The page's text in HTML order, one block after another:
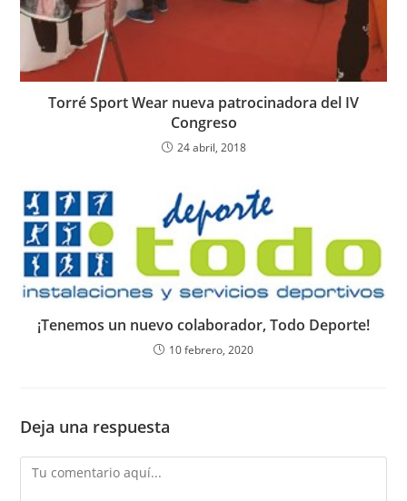
Torré Sport Wear nueva patrocinadora del IV
Congreso
24 abril, 2018
¡Tenemos un nuevo colaborador, Todo Deporte!
10 febrero, 2020
Deja una respuesta